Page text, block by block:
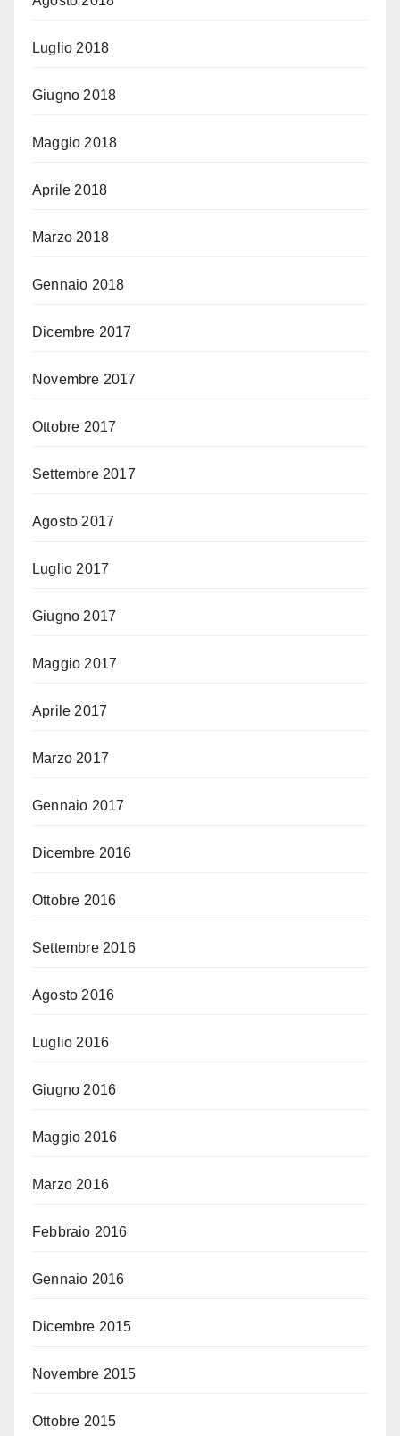
Luglio 2018
Giugno 2018
Maggio 2018
Aprile 2018
Marzo 2018
Gennaio 2018
Dicembre 2017
Novembre 2017
Ottobre 2017
Settembre 2017
Agosto 2017
Luglio 2017
Giugno 2017
Maggio 2017
Aprile 2017
Marzo 2017
Gennaio 2017
Dicembre 2016
Ottobre 2016
Settembre 2016
Agosto 2016
Luglio 2016
Giugno 2016
Maggio 2016
Marzo 2016
Febbraio 2016
Gennaio 2016
Dicembre 2015
Novembre 2015
Ottobre 2015